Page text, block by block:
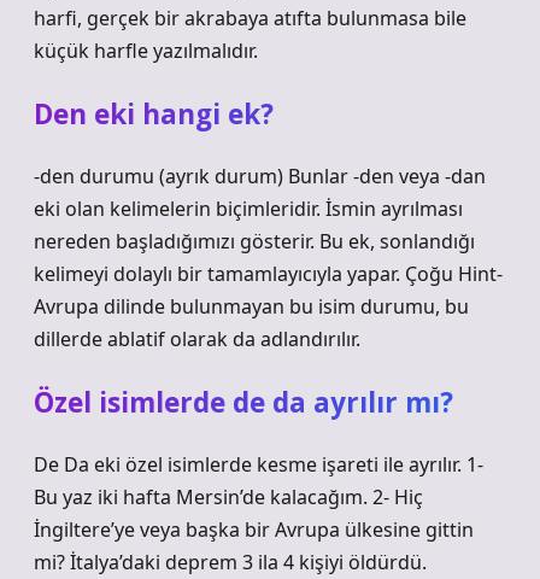
harfi, gerçek bir akrabaya atıfta bulunmasa bile
küçük harfle yazılmalıdır.
Den eki hangi ek?
-den durumu (ayrık durum) Bunlar -den veya -dan
eki olan kelimelerin biçimleridir. İsmin ayrılması
nereden başladığımızı gösterir. Bu ek, sonlandığı
kelimeyi dolaylı bir tamamlayıcıyla yapar. Çoğu Hint-
Avrupa dilinde bulunmayan bu isim durumu, bu
dillerde ablatif olarak da adlandırılır.
Özel isimlerde de da ayrılır mı?
De Da eki özel isimlerde kesme işareti ile ayrılır. 1-
Bu yaz iki hafta Mersin’de kalacağım. 2- Hiç
İngiltere’ye veya başka bir Avrupa ülkesine gittin
mi? İtalya’daki deprem 3 ila 4 kişiyi öldürdü.